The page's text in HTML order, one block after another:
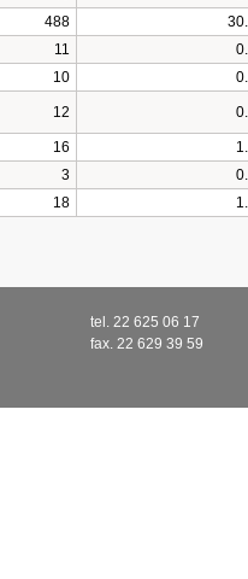
488
11
10
12
16
3
18
tel. 22 625 06 17
fax. 22 629 39 59